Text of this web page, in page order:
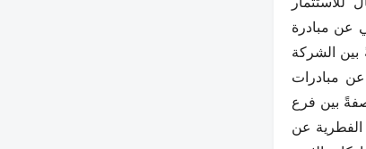
عن مبادرة
بين الشركة
عن مبادرات
بين فرع
الفطرية عن